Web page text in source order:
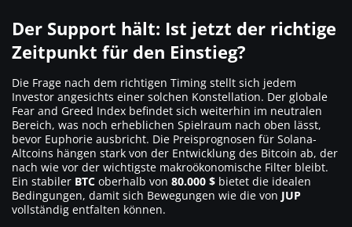
Der Support hält: Ist jetzt der richtige
Zeitpunkt für den Einstieg?
Die Frage nach dem richtigen Timing stellt sich jedem
Investor angesichts einer solchen Konstellation. Der globale
Fear and Greed Index befindet sich weiterhin im neutralen
Bereich, was noch erheblichen Spielraum nach oben lässt,
bevor Euphorie ausbricht. Die Preisprognosen für Solana-
Altcoins hängen stark von der Entwicklung des Bitcoin ab, der
nach wie vor der wichtigste makroökonomische Filter bleibt.
Ein stabiler BTC oberhalb von 80.000 $ bietet die idealen
Bedingungen, damit sich Bewegungen wie die von JUP
vollständig entfalten können.